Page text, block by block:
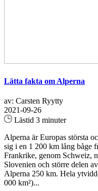
Lätta fakta om Alperna
av: Carsten Ryytty
2021-09-26
Lästid 3 minuter
Alperna är Europas största
sig i en 1 200 km lång båge
Frankrike, genom Schweiz,
Slovenien och större delen
Alperna 250 km. Hela
000 km²)...